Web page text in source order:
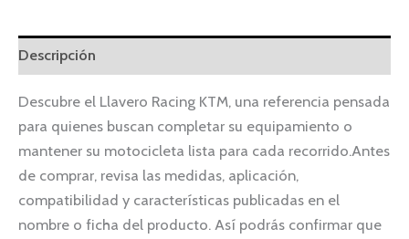
Descripción
Descubre el Llavero Racing KTM, una referencia pensada
para quienes buscan completar su equipamiento o
mantener su motocicleta lista para cada recorrido.Antes
de comprar, revisa las medidas, aplicación,
compatibilidad y características publicadas en el
nombre o ficha del producto. Así podrás confirmar que